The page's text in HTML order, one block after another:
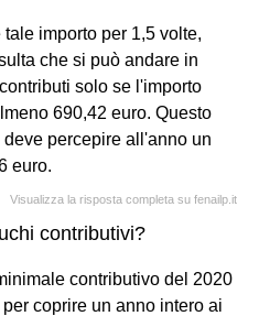
importo per 1,5 volte,
che si può andare in
solo se l'importo
690,42 euro. Questo
percepire all'anno un
euro.
Visualizza la risposta completa su fenailp.it
contributivi?
contributivo del 2020
coprire un anno intero ai